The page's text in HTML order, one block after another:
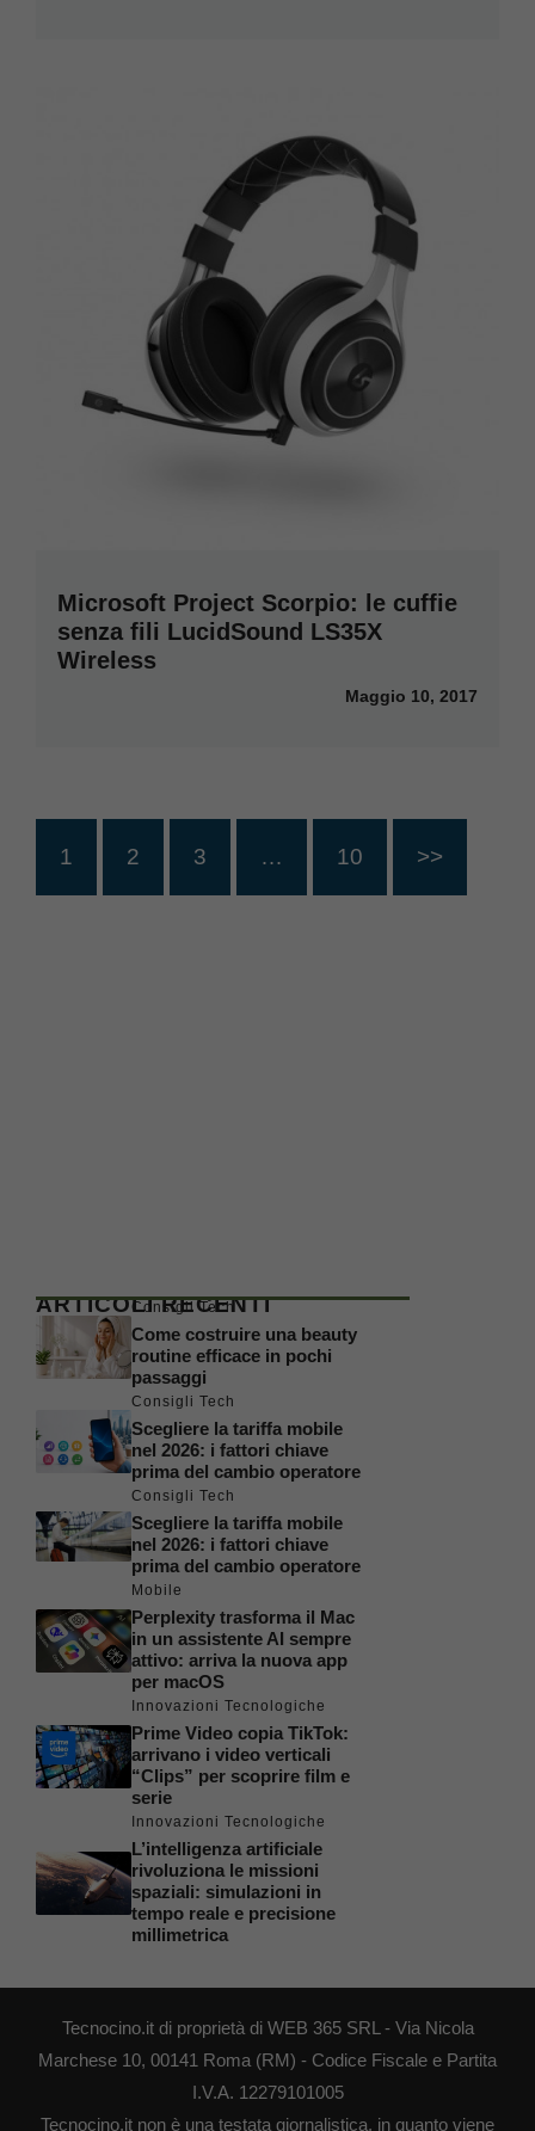
Microsoft Project Scorpio: le cuffie
senza fili LucidSound LS35X
Wireless
Maggio 10, 2017
1 2 3 … 10 >>
ARTICOLI RECENTI
Consigli Tech
Come costruire una beauty
routine efficace in pochi
passaggi
Consigli Tech
Scegliere la tariffa mobile
nel 2026: i fattori chiave
prima del cambio operatore
Consigli Tech
Scegliere la tariffa mobile
nel 2026: i fattori chiave
prima del cambio operatore
Mobile
Perplexity trasforma il Mac
in un assistente AI sempre
attivo: arriva la nuova app
per macOS
Innovazioni Tecnologiche
Prime Video copia TikTok:
arrivano i video verticali
“Clips” per scoprire film e
serie
Innovazioni Tecnologiche
L’intelligenza artificiale
rivoluziona le missioni
spaziali: simulazioni in
tempo reale e precisione
millimetrica
Tecnocino.it di proprietà di WEB 365 SRL - Via Nicola
Marchese 10, 00141 Roma (RM) - Codice Fiscale e Partita
I.V.A. 12279101005
Tecnocino.it non è una testata giornalistica, in quanto viene